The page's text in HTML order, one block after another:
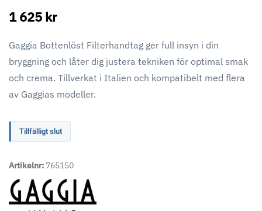
1 625 kr
Gaggia Bottenlöst Filterhandtag ger full insyn i din
bryggning och låter dig justera tekniken för optimal smak
och crema. Tillverkat i Italien och kompatibelt med flera
av Gaggias modeller.
Tillfälligt slut
Artikelnr: 765150